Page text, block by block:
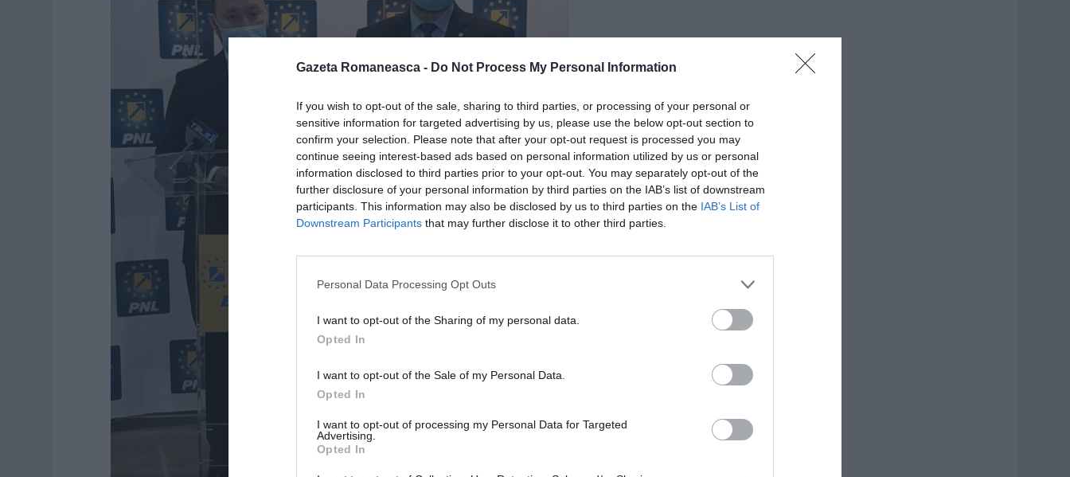
Gazeta Romaneasca - Do Not Process My Personal Information
If you wish to opt-out of the sale, sharing to third parties, or processing of your personal or
sensitive information for targeted advertising by us, please use the below opt-out section to
confirm your selection. Please note that after your opt-out request is processed you may
continue seeing interest-based ads based on personal information utilized by us or personal
information disclosed to third parties prior to your opt-out. You may separately opt-out of the
further disclosure of your personal information by third parties on the IAB’s list of downstream
participants. This information may also be disclosed by us to third parties on the IAB’s List of
Downstream Participants that may further disclose it to other third parties.
Personal Data Processing Opt Outs
I want to opt-out of the Sharing of my personal data.
Opted In
I want to opt-out of the Sale of my Personal Data.
Opted In
I want to opt-out of processing my Personal Data for Targeted
Advertising.
Opted In